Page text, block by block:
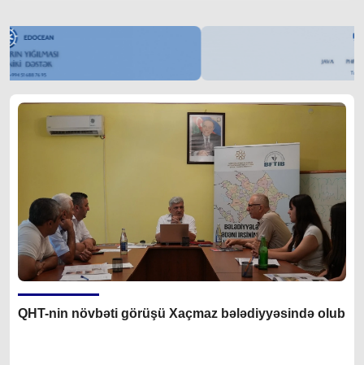
QHT-nin növbəti görüşü Xaçmaz bələdiyyəsində olub